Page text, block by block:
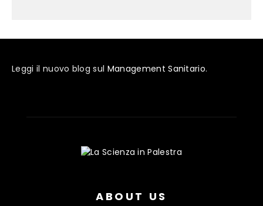
Leggi il nuovo blog sul Management Sanitario.
ABOUT US